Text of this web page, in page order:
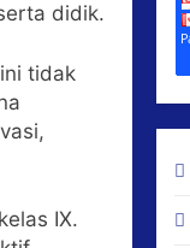
didik.
tidak
IX.